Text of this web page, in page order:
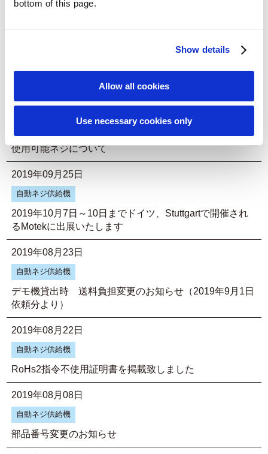
bottom of this page.
Show details
Allow all cookies
Use necessary cookies only
ACアダプタの変更に伴うお知らせ
2019年10月15日
使用可能ネジについて
2019年09月25日
自動ネジ供給機
2019年10月7日～10日までドイツ、Stuttgartで開催され
るMotekに出展いたします
2019年08月23日
自動ネジ供給機
デモ機貸出時 送料負担変更のお知らせ（2019年9月1日
依頼分より）
2019年08月22日
自動ネジ供給機
RoHs2指令不使用証明書を掲載致しました
2019年08月08日
自動ネジ供給機
部品番号変更のお知らせ